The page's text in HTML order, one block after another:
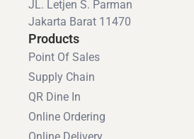
JL. Letjen S. Parman
Jakarta Barat 11470
Products
Point Of Sales
Supply Chain
QR Dine In
Online Ordering